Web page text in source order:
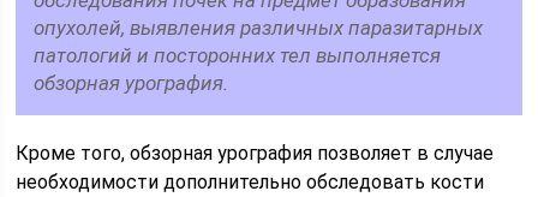
опухолей, выявления различных паразитарных
патологий и посторонних тел выполняется
обзорная урография.
Кроме того, обзорная урография позволяет в случае
необходимости дополнительно обследовать кости